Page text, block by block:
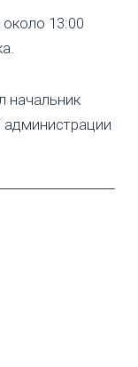
13:00
начальник